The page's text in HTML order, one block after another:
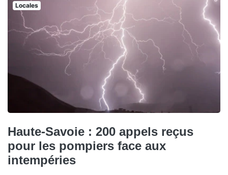
Locales
Haute-Savoie : 200 appels reçus
pour les pompiers face aux
intempéries